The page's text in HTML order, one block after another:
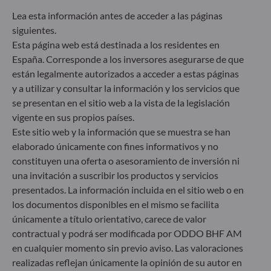
ESG (medioambientales, sociales y/o de gobierno
corporativo) en su proceso de toma de decisiones
de inversión. Artículo 9: El equipo de gestión
persigue un objetivo de inversión estrictamente
sostenible que contribuye de forma significativa a
los desafíos de la transición ecológica y aborda los
riesgos de sostenibilidad mediante las
calificaciones proporcionadas por el proveedor de
datos ESG externo de la Sociedad gestora.
Lea esta información antes de acceder a las páginas
siguientes.
Esta página web está destinada a los residentes en
España. Corresponde a los inversores asegurarse de que
están legalmente autorizados a acceder a estas páginas
y a utilizar y consultar la información y los servicios que
se presentan en el sitio web a la vista de la legislación
vigente en sus propios países.
Este sitio web y la información que se muestra se han
elaborado únicamente con fines informativos y no
constituyen una oferta o asesoramiento de inversión ni
una invitación a suscribir los productos y servicios
presentados. La información incluida en el sitio web o en
los documentos disponibles en el mismo se facilita
únicamente a título orientativo, carece de valor
contractual y podrá ser modificada por ODDO BHF AM
en cualquier momento sin previo aviso. Las valoraciones
realizadas reflejan únicamente la opinión de su autor en